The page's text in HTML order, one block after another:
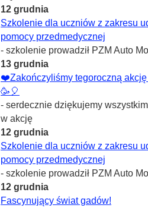
12 grudnia
Szkolenie dla uczniów z zakresu
pomocy przedmedycznej
- szkolenie prowadził PZM Auto
13 grudnia
❤️Zakończyliśmy tegoroczną
🥳🎈
- serdecznie dziękujemy
w akcję
12 grudnia
Szkolenie dla uczniów z zakresu
pomocy przedmedycznej
- szkolenie prowadził PZM Auto
12 grudnia
Fascynujący świat gadów!